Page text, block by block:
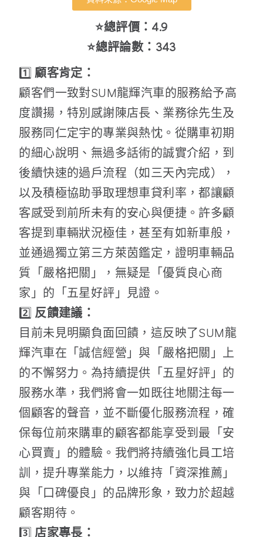
⭐總評價：4.9
⭐總評論數：343
1️⃣ 顧客肯定：
顧客們一致對SUM龍輝汽車的服務給予高
度讚揚，特別感謝陳店長、業務徐先生及
服務同仁定宇的專業與熱忱。從購車初期
的細心說明、無過多話術的誠實介紹，到
後續快速的過戶流程（如三天內完成），
以及積極協助爭取理想車貸利率，都讓顧
客感受到前所未有的安心與便捷。許多顧
客提到車輛狀況極佳，甚至有如新車般，
並通過獨立第三方萊茵鑑定，證明車輛品
質「嚴格把關」，無疑是「優質良心商
家」的「五星好評」見證。
2️⃣ 反饋建議：
目前未見明顯負面回饋，這反映了SUM龍
輝汽車在「誠信經營」與「嚴格把關」上
的不懈努力。為持續提供「五星好評」的
服務水準，我們將會一如既往地關注每一
個顧客的聲音，並不斷優化服務流程，確
保每位前來購車的顧客都能享受到最「安
心買賣」的體驗。我們將持續強化員工培
訓，提升專業能力，以維持「資深推薦」
與「口碑優良」的品牌形象，致力於超越
顧客期待。
3️⃣ 店家專長：